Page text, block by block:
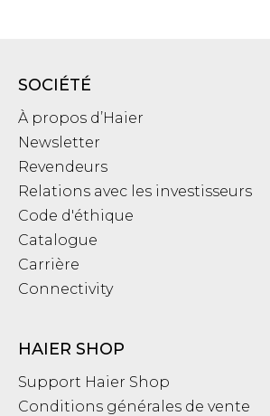
SOCIÉTÉ
À propos d’Haier
Newsletter
Revendeurs
Relations avec les investisseurs
Code d'éthique
Catalogue
Carrière
Connectivity
HAIER SHOP
Support Haier Shop
Conditions générales de vente